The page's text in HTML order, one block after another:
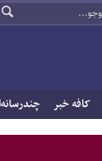
کافه خبر